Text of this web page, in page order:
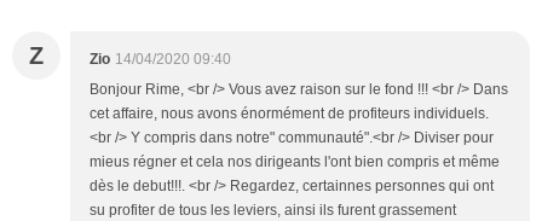
Z Zio 14/04/2020 09:40
Bonjour Rime, <br /> Vous avez raison sur le fond !!! <br /> Dans
cet affaire, nous avons énormément de profiteurs individuels.
<br /> Y compris dans notre" communauté".<br /> Diviser pour
mieus régner et cela nos dirigeants l'ont bien compris et même
dès le debut!!!. <br /> Regardez, certainnes personnes qui ont
su profiter de tous les leviers, ainsi ils furent grassement